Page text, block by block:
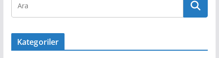
Kategoriler